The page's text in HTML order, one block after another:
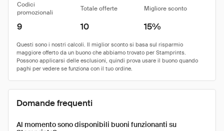
Codici
promozionali
Totale offerte Migliore sconto
9 10 15%
Domande frequenti
Al momento sono disponibili buoni funzionanti su